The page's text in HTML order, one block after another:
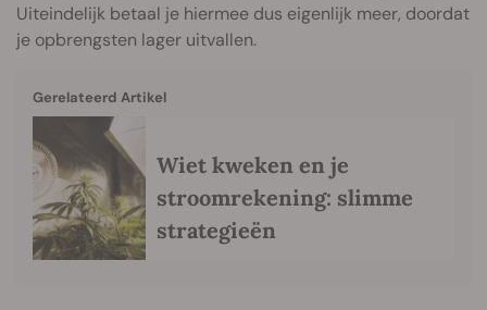
Uiteindelijk betaal je hiermee dus eigenlijk meer, doordat
je opbrengsten lager uitvallen.
Gerelateerd Artikel
Wiet kweken en je
stroomrekening: slimme
strategieën